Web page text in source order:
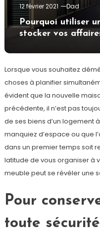
12 février 2021
Dad
Pourquoi utiliser
stocker vos
Lorsque vous souhaitez
choses à planifier
évident que la nouvelle
précédente, il n’est pas
de ses biens d’un logement
manquiez d’espace ou que
dans un premier temps soit
latitude de vous organiser à
meuble peut se révéler une
Pour
toute sécurité